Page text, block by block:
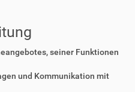
seiner Funktionen
und Kommunikation mit